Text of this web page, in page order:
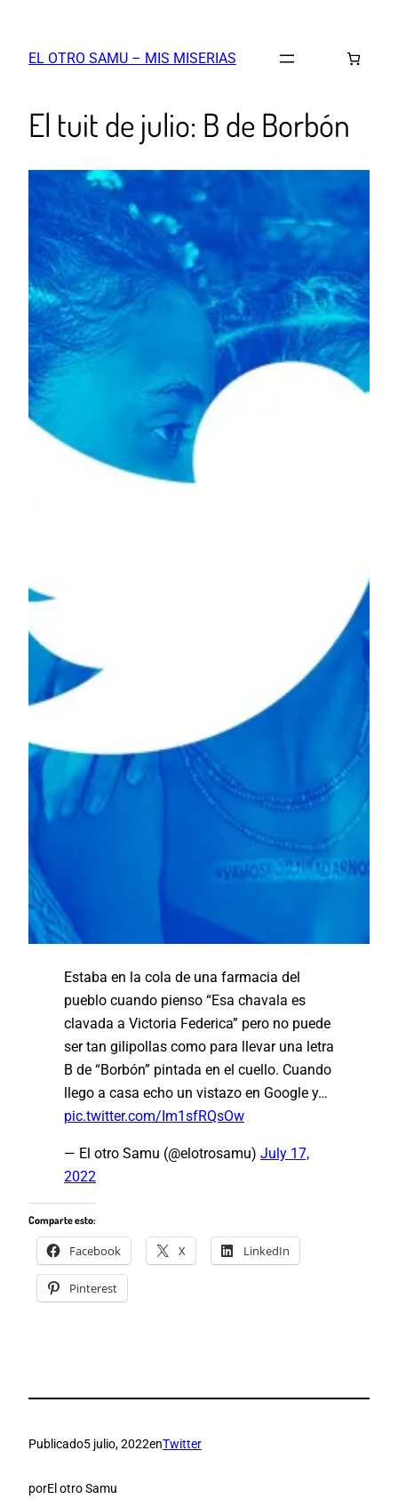
EL OTRO SAMU – MIS MISERIAS
El tuit de julio: B de Borbón
Estaba en la cola de una farmacia del
pueblo cuando pienso “Esa chavala es
clavada a Victoria Federica” pero no puede
ser tan gilipollas como para llevar una letra
B de “Borbón” pintada en el cuello. Cuando
llego a casa echo un vistazo en Google y…
pic.twitter.com/Im1sfRQsOw
— El otro Samu (@elotrosamu) July 17,
2022
Comparte esto:
Facebook X LinkedIn
Pinterest
Publicado5 julio, 2022enTwitter
porEl otro Samu